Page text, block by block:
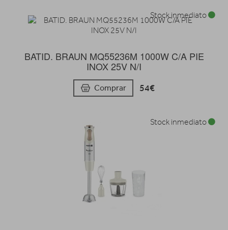
BATID. BRAUN MQ55236M 1000W C/A PIE
INOX 25V N/I
Comprar 54€
Stock inmediato
Stock inmediato